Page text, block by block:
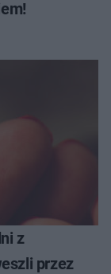
z
przez